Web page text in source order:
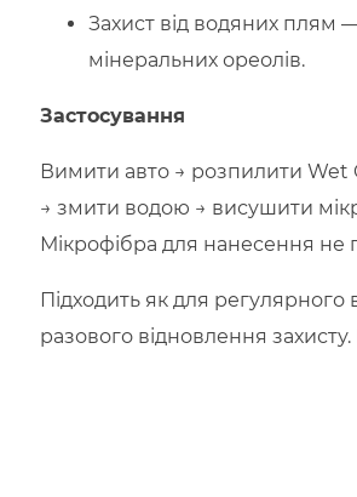
Захист від водяних
мінеральних ореолів.
Застосування
Вимити авто → розпилити
→ змити водою → висушити
Мікрофібра для нанесення не
Підходить як для регулярного
разового відновлення